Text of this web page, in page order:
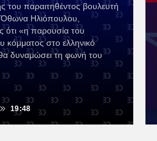
του παραιτηθέντος βουλευτή
Όθωνα Ηλιόπουλου,
ότι «η παρουσία του
κόμματος στο ελληνικό
δυναμώσει τη φωνή του
19:48